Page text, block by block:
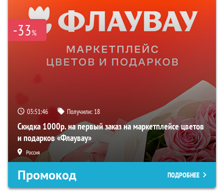
-33%
03:51:45 Получили: 18
Скидка 1000р. на первый заказ на маркетплейсе цветов
и подарков «Флаувау»
Россия
Промокод ПОДРОБНЕЕ